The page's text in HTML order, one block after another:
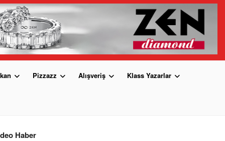
Pizzazz Alışveriş Klass Yazarlar
Haber